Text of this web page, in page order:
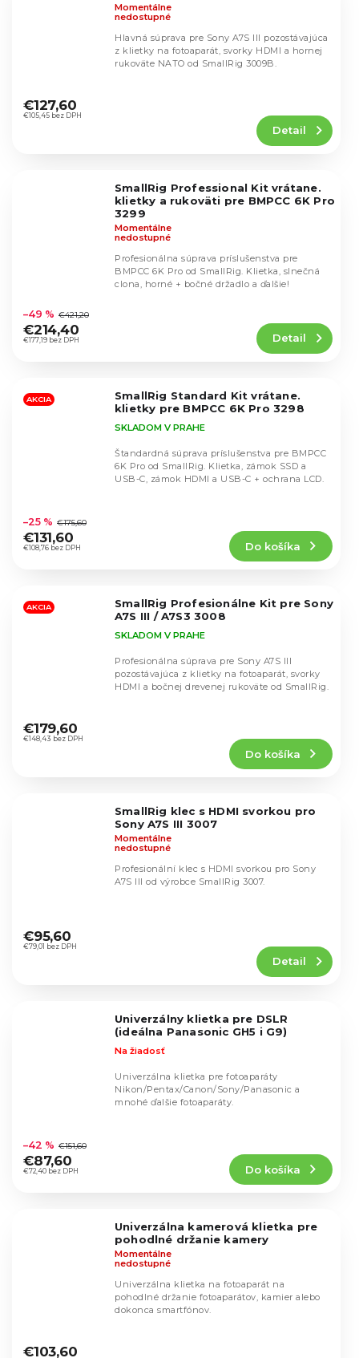
hodnotenie
produktu
Momentálne
nedostupné
€105,45 bez DPH
€127,60
Detail
Hlavná súprava pre Sony A7S III pozostávajúca
z klietky na fotoaparát, svorky HDMI a hornej
rukoväte NATO od SmallRig 3009B.
SmallRig Professional Kit vrátane.
klietky a rukoväti pre BMPCC 6K Pro
3299
hodnotenie
produktu
je
hviezdičiek.
Momentálne
nedostupné
€177,19 bez DPH
–49 % €421,20
€214,40 Detail
Profesionálna súprava príslušenstva pre
BMPCC 6K Pro od SmallRig. Klietka, slnečná
clona, horné + bočné držadlo a ďalšie!
AKCIA
SmallRig Standard Kit vrátane.
klietky pre BMPCC 6K Pro 3298
hodnotenie
produktu
je
hviezdičiek.
SKLADOM V PRAHE
€108,76 bez DPH
–25 % €175,60
€131,60
Do košíka
Štandardná súprava príslušenstva pre BMPCC
6K Pro od SmallRig. Klietka, zámok SSD a
USB-C, zámok HDMI a USB-C + ochrana LCD.
AKCIA
SmallRig Profesionálne Kit pre Sony
A7S III / A7S3 3008
hodnotenie
produktu
SKLADOM V PRAHE
€148,43 bez DPH
€179,60
Do košíka
Profesionálna súprava pre Sony A7S III
pozostávajúca z klietky na fotoaparát, svorky
HDMI a bočnej drevenej rukoväte od SmallRig.
SmallRig klec s HDMI svorkou pro
Sony A7S III 3007
hodnotenie
produktu
Momentálne
nedostupné
€79,01 bez DPH
€95,60
Detail
Profesionální klec s HDMI svorkou pro Sony
A7S III od výrobce SmallRig 3007.
Univerzálny klietka pre DSLR
(ideálna Panasonic GH5 i G9)
hodnotenie
produktu
je
Na žiadosť
€72,40 bez DPH
–42 % €151,60
€87,60
Do košíka
Univerzálna klietka pre fotoaparáty
Nikon/Pentax/Canon/Sony/Panasonic a
mnohé ďalšie fotoaparáty.
Univerzálna kamerová klietka pre
pohodlné držanie kamery
hodnotenie
Momentálne
nedostupné
€103,60
Univerzálna klietka na fotoaparát na
pohodlné držanie fotoaparátov, kamier alebo
dokonca smartfónov.